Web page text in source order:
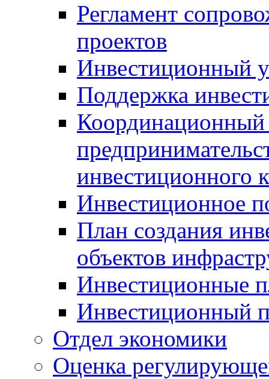
Регламент
проектов
Инвестиционный
Поддержка
Координационный
инвестиционного
Инвестиционное
План создания
объектов
Инвестиционные
Инвестиционный
Отдел экономики
Оценка